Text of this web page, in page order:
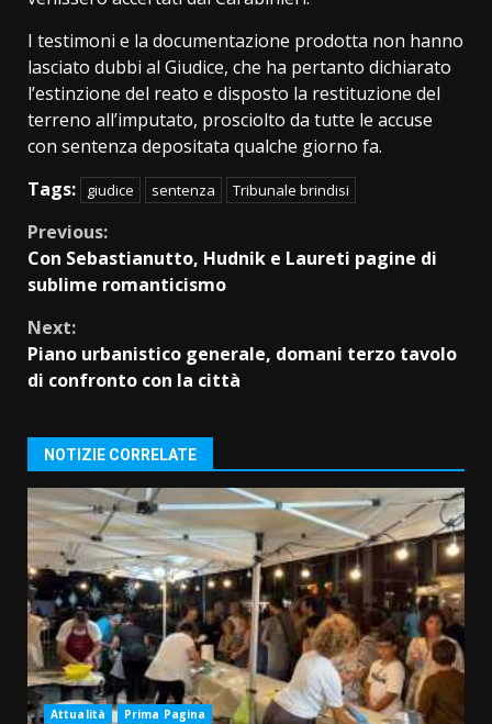
I testimoni e la documentazione prodotta non hanno
lasciato dubbi al Giudice, che ha pertanto dichiarato
l’estinzione del reato e disposto la restituzione del
terreno all’imputato, prosciolto da tutte le accuse
con sentenza depositata qualche giorno fa.
Tags:
giudice sentenza Tribunale brindisi
Continue
Reading
Previous:
Con Sebastianutto, Hudnik e Laureti pagine di
sublime romanticismo
Next:
Piano urbanistico generale, domani terzo tavolo
di confronto con la città
NOTIZIE CORRELATE
Attualità Prima Pagina